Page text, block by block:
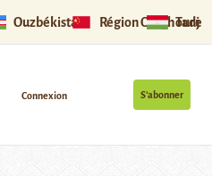
Ouzbékistan Région Ouïghoure
S’abonner
Connexion